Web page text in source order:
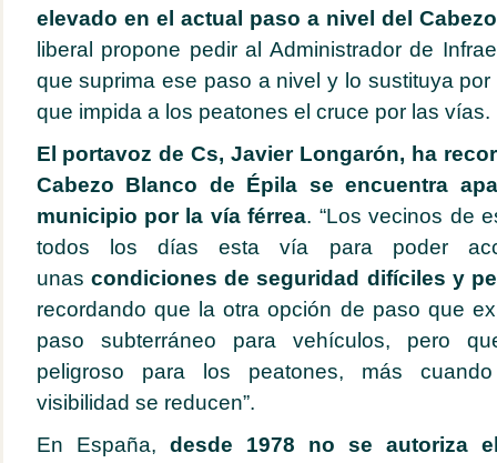
elevado en el actual paso a nivel del
liberal propone pedir al Administrador de
que suprima ese paso a nivel y lo sustituya
que impida a los peatones el cruce por las vías.
El portavoz de Cs, Javier Longarón, ha
Cabezo Blanco de Épila se encuentra
municipio por la vía férrea. “Los vecinos de
todos los días esta vía para poder
unas condiciones de seguridad difíciles y
recordando que la otra opción de paso que
paso subterráneo para vehículos, pero
peligroso para los peatones, más
visibilidad se reducen”.
En España, desde 1978 no se autoriza